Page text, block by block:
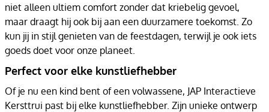
niet alleen ultiem comfort zonder dat kriebelig gevoel,
maar draagt hij ook bij aan een duurzamere toekomst. Zo
kun jij in stijl genieten van de feestdagen, terwijl je ook iets
goeds doet voor onze planeet.
Perfect voor elke kunstliefhebber
Of je nu een kind bent of een volwassene, JAP Interactieve
Kersttrui past bij elke kunstliefhebber. Zijn unieke ontwerp